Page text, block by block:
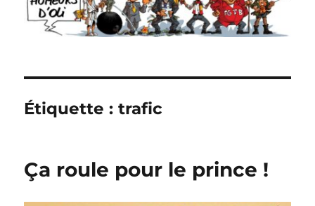
Étiquette :trafic
Ça roule pour le prince !